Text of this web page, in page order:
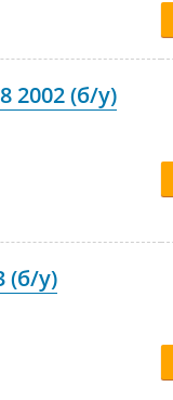
2002 (б/у)
(б/у)